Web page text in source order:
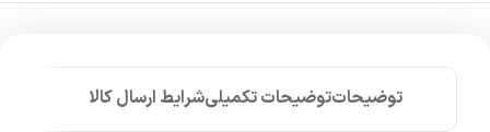
توضیحاتتوضیحات تکمیلیشرایط ارسال کالا